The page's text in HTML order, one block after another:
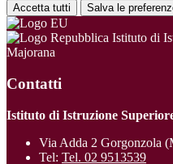
Accetta tutti Salva le
Istituto di
Majorana
Contatti
Istituto di Istruzione
Via Adda 2 Gorgonzola
Tel: Tel. 02 9513539